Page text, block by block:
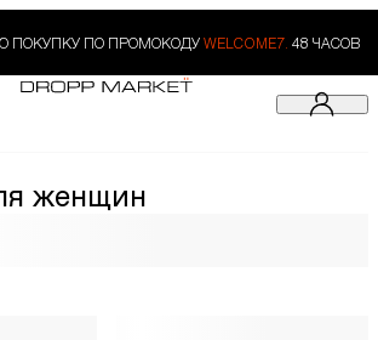
ПОКУПКУ ПО ПРОМОКОДУ WELCOME7. 48 ЧАСОВ
женщин